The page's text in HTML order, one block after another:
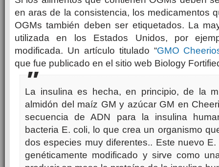
en aras de la consistencia, los medicamentos
OGMs también deben ser etiquetados. La
utilizada en los Estados Unidos, por
modificada. Un artículo titulado “GMO
que fue publicado en el sitio web Biology
La insulina es hecha, en principio, de la
almidón del maíz GM y azúcar GM en
secuencia de ADN para la insulina
bacteria E. coli, lo que crea un organismo
dos especies muy diferentes.. Este nuevo
genéticamente modificado y sirve como